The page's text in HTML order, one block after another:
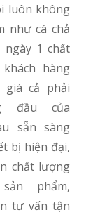
luôn không
như cá chả
ngày 1 chất
hàng
giá cả phải
đầu của
sẵn sàng
bị hiện đại,
chất lượng
phẩm,
tư vấn tận